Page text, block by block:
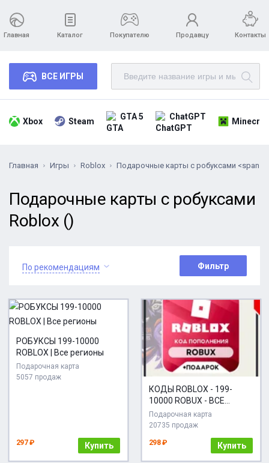
Главная Каталог Покупателю Продавцу Контакты
ВСЕ ИГРЫ
Xbox Steam GTA 5 ChatGPT
Главная Игры Roblox Подарочные карты с робуксами <span
Подарочные карты с робуксами
Roblox ()
По рекомендациям Фильтр
РОБУКСЫ 199-10000
ROBLOX | Все регионы
Подарочная карта
5057 продаж
297 ₽ Купить
КОДЫ ROBLOX - 199-
10000 ROBUX - ВСЕ
СТРАНЫ + ПОДАРОК
Подарочная карта
20735 продаж
298 ₽ Купить